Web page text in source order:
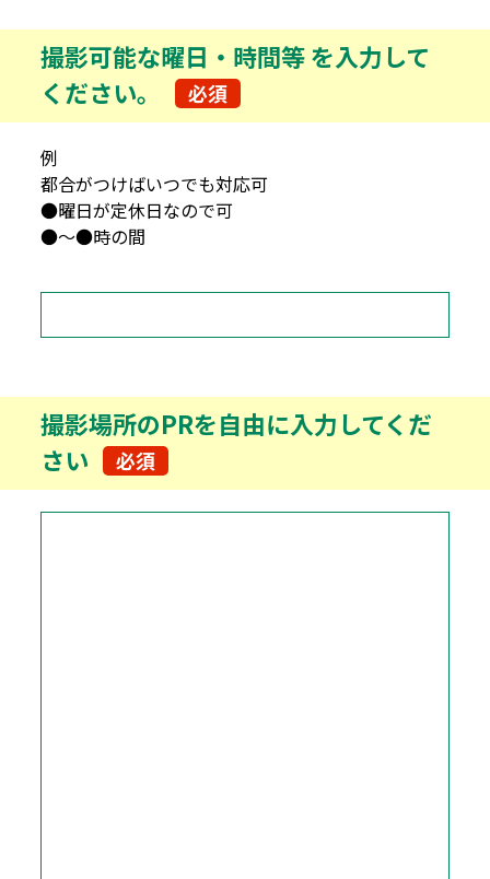
撮影可能な曜日・時間等を入力して
ください。
必須
例
都合がつけばいつでも対応可
●曜日が定休日なので可
●～●時の間
撮影場所のPRを自由に入力してくだ
さい
必須